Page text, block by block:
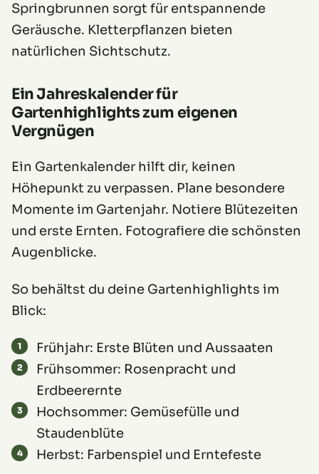
Springbrunnen sorgt für entspannende
Geräusche. Kletterpflanzen bieten
natürlichen Sichtschutz.
Ein Jahreskalender für
Gartenhighlights zum eigenen
Vergnügen
Ein Gartenkalender hilft dir, keinen
Höhepunkt zu verpassen. Plane besondere
Momente im Gartenjahr. Notiere Blütezeiten
und erste Ernten. Fotografiere die schönsten
Augenblicke.
So behältst du deine Gartenhighlights im
Blick:
Frühjahr: Erste Blüten und Aussaaten
Frühsommer: Rosenpracht und
Erdbeerernte
Hochsommer: Gemüsefülle und
Staudenblüte
Herbst: Farbenspiel und Erntefeste